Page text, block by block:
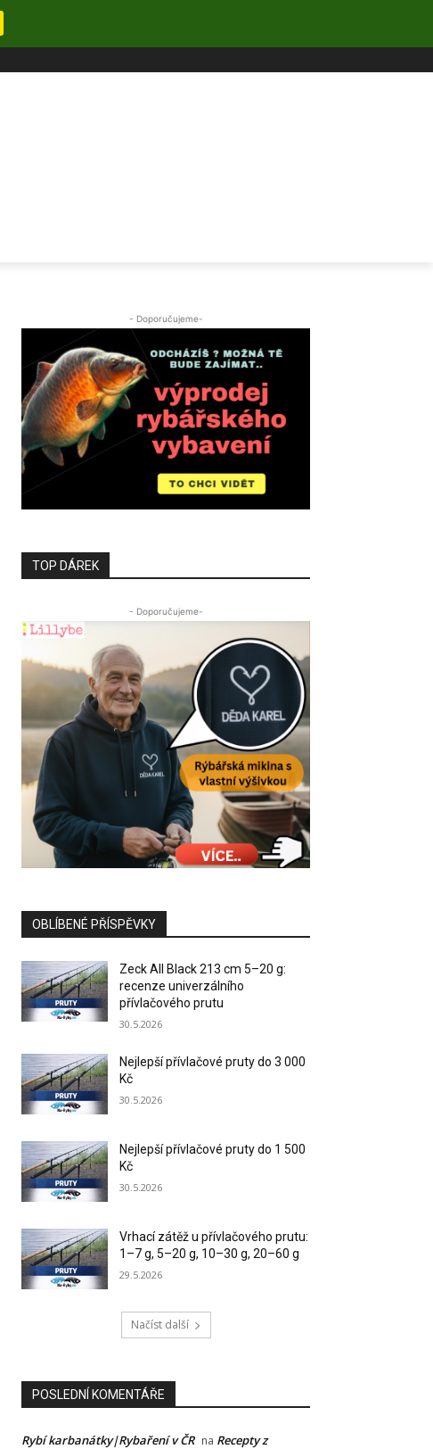
- Doporučujeme-
TOP DÁREK
- Doporučujeme-
OBLÍBENÉ PŘÍSPĚVKY
Zeck All Black 213 cm 5–20 g:
recenze univerzálního
přívlačového prutu
30.5.2026
Nejlepší přívlačové pruty do 3 000
Kč
30.5.2026
Nejlepší přívlačové pruty do 1 500
Kč
30.5.2026
Vrhací zátěž u přívlačového prutu:
1–7 g, 5–20 g, 10–30 g, 20–60 g
29.5.2026
Načíst další
POSLEDNÍ KOMENTÁŘE
Rybí karbanátky|Rybaření v ČR na Recepty z